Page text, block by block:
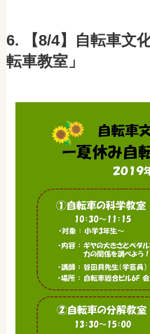
6. 【8/4】自転車文
転車教室」